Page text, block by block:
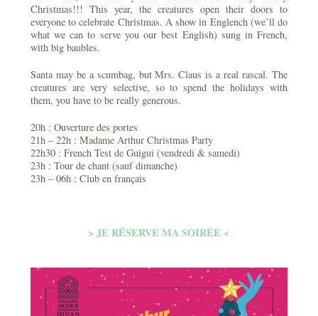
Christmas!!! This year, the creatures open their doors to
everyone to celebrate Christmas. A show in Englench (we’ll do
what we can to serve you our best English) sung in French,
with big baubles.
Santa may be a scumbag, but Mrs. Claus is a real rascal. The
creatures are very selective, so to spend the holidays with
them, you have to be really generous.
20h : Ouverture des portes
21h – 22h : Madame Arthur Christmas Party
22h30 : French Test de Guigui (vendredi & samedi)
23h : Tour de chant (sauf dimanche)
23h – 06h : Club en français
> JE RÉSERVE MA SOIRÉE <